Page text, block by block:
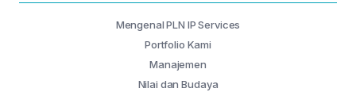
Mengenal PLN IP Services
Portfolio Kami
Manajemen
Nilai dan Budaya